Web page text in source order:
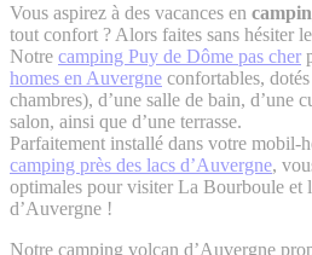
Vous aspirez à des vacances en
tout confort ? Alors faites sans hésiter
Notre camping Puy de Dôme pas cher
homes en Auvergne confortables,
chambres), d’une salle de bain, d’une
salon, ainsi que d’une terrasse.
Parfaitement installé dans votre mobil-
camping près des lacs d’Auvergne,
optimales pour visiter La Bourboule et
d’Auvergne !
Notre camping volcan d’Auvergne